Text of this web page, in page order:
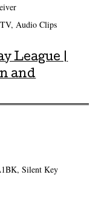
Audio Clips
League |
and
Silent Key